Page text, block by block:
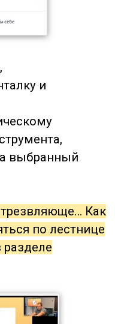
и
выбранный
Как
по лестнице
разделе